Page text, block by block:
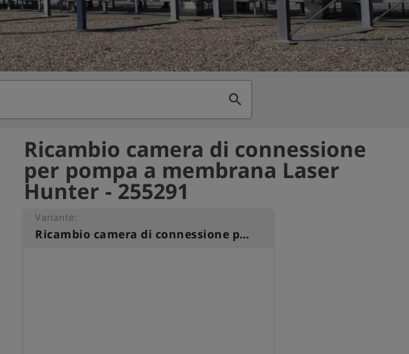
search
Ricambio camera di connessione
per pompa a membrana Laser
Hunter - 255291
Variante:
Ricambio camera di connessione per pompa a membrana Laser Hunter